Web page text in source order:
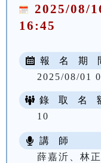
2025/08/
16:45
報 名 期
2025/08/01
錄 取 名
10
講 師
薛嘉沂、林